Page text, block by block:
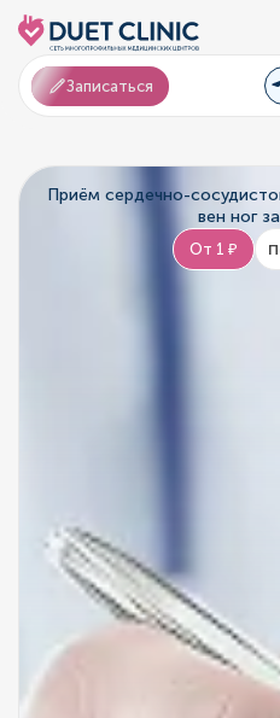
Записаться
Приём сердечно-
вен ног
От 1 ₽